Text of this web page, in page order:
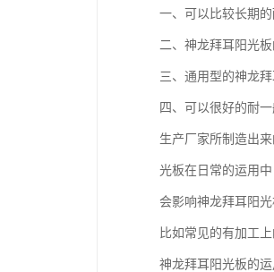
一、可以比较长期
二、神龙拜耳阳光
三、通用型的神龙
四、可以很好的耐
生产厂家所制造出
光板在日常的运用
会影响神龙拜耳阳
比如常见的有加工
神龙拜耳阳光板的运